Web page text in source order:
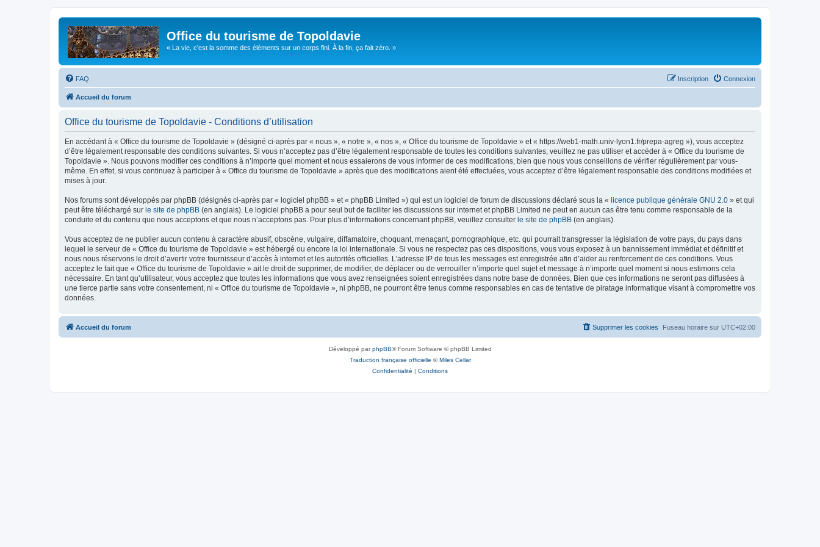
Office du tourisme de Topoldavie
« La vie, c'est la somme des éléments sur un corps fini. À la fin, ça fait zéro. »
FAQ Connexion
Inscription
Accueil du forum
Office du tourisme de Topoldavie - Conditions d’utilisation
En accédant à « Office du tourisme de Topoldavie » (désigné ci-après par « nous », « notre », « nos », « Office du tourisme de Topoldavie » et « https://web1-math.univ-lyon1.fr/prepa-agreg »), vous acceptez
d’être légalement responsable des conditions suivantes. Si vous n’acceptez pas d’être légalement responsable de toutes les conditions suivantes, veuillez ne pas utiliser et accéder à « Office du tourisme de
Topoldavie ». Nous pouvons modifier ces conditions à n’importe quel moment et nous essaierons de vous informer de ces modifications, bien que nous vous conseillons de vérifier régulièrement par vous-
même. En effet, si vous continuez à participer à « Office du tourisme de Topoldavie » après que des modifications aient été effectuées, vous acceptez d’être légalement responsable des conditions modifiées et
mises à jour.
Nos forums sont développés par phpBB (désignés ci-après par « logiciel phpBB » et « phpBB Limited ») qui est un logiciel de forum de discussions déclaré sous la « licence publique générale GNU 2.0 » et qui
peut être téléchargé sur le site de phpBB (en anglais). Le logiciel phpBB a pour seul but de faciliter les discussions sur internet et phpBB Limited ne peut en aucun cas être tenu comme responsable de la
conduite et du contenu que nous acceptons et que nous n’acceptons pas. Pour plus d’informations concernant phpBB, veuillez consulter le site de phpBB (en anglais).
Vous acceptez de ne publier aucun contenu à caractère abusif, obscène, vulgaire, diffamatoire, choquant, menaçant, pornographique, etc. qui pourrait transgresser la législation de votre pays, du pays dans
lequel le serveur de « Office du tourisme de Topoldavie » est hébergé ou encore la loi internationale. Si vous ne respectez pas ces dispositions, vous vous exposez à un bannissement immédiat et définitif et
nous nous réservons le droit d’avertir votre fournisseur d’accès à internet et les autorités officielles. L’adresse IP de tous les messages est enregistrée afin d’aider au renforcement de ces conditions. Vous
acceptez le fait que « Office du tourisme de Topoldavie » ait le droit de supprimer, de modifier, de déplacer ou de verrouiller n’importe quel sujet et message à n’importe quel moment si nous estimons cela
nécessaire. En tant qu’utilisateur, vous acceptez que toutes les informations que vous avez renseignées soient enregistrées dans notre base de données. Bien que ces informations ne seront pas diffusées à
une tierce partie sans votre consentement, ni « Office du tourisme de Topoldavie », ni phpBB, ne pourront être tenus comme responsables en cas de tentative de piratage informatique visant à compromettre vos
données.
Accueil du forum Fuseau horaire sur UTC+02:00
Supprimer les cookies
Développé parphpBB® Forum Software © phpBB Limited
Traduction française officielle ©Miles Cellar
Confidentialité | Conditions